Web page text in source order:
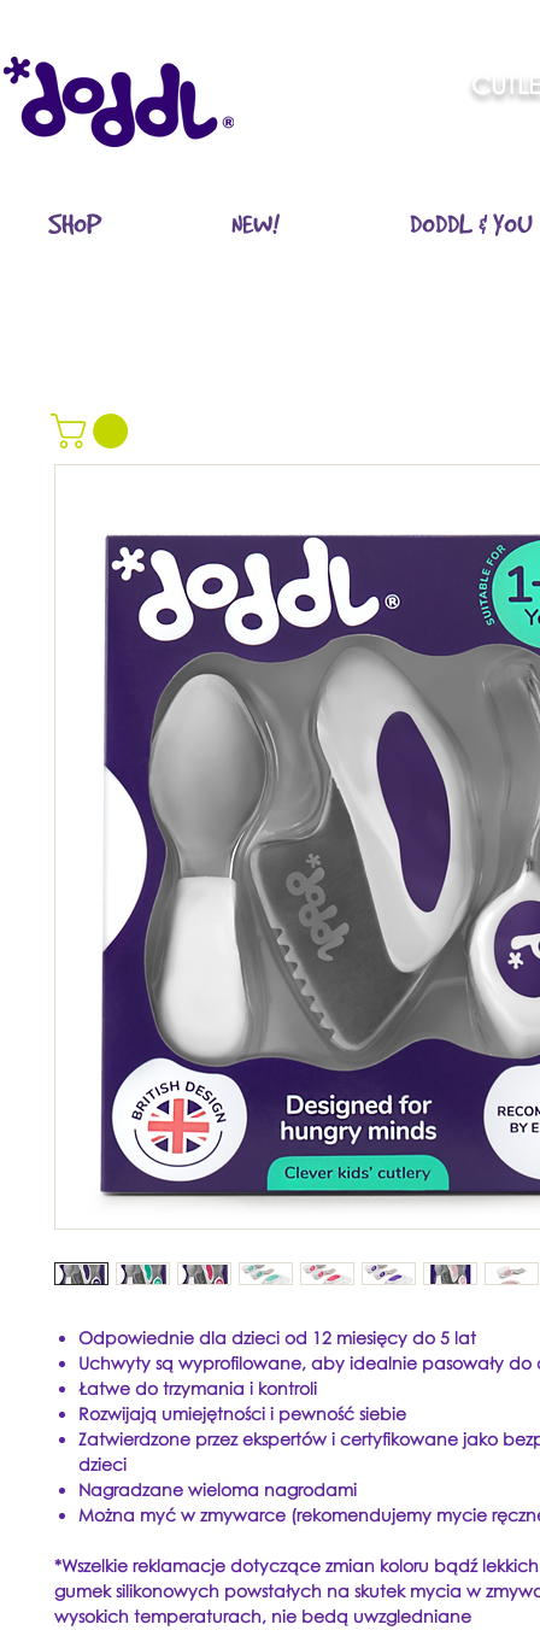
SHOP NEW! DODDL & YOU
Odpowiednie dla dzieci od 12 miesięcy do 5 lat
Uchwyty są wyprofilowane, aby idealnie pasowały do
Łatwe do trzymania i kontroli
Rozwijają umiejętności i pewność siebie
Zatwierdzone przez ekspertów i certyfikowane jako
dzieci
Nagradzane wieloma nagrodami
Można myć w zmywarce (rekomendujemy mycie
*Wszelkie reklamacje dotyczące zmian koloru bądź
gumek silikonowych powstałych na skutek mycia w
wysokich temperaturach, nie bedą uwzgledniane